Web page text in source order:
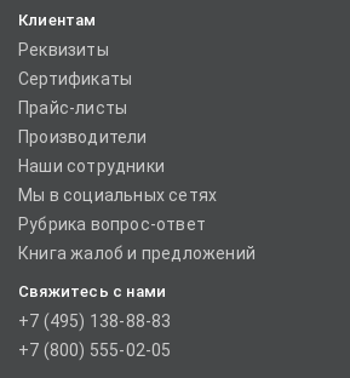
Клиентам
Реквизиты
Сертификаты
Прайс-листы
Производители
Наши сотрудники
Мы в социальных сетях
Рубрика вопрос-ответ
Книга жалоб и предложений
Свяжитесь с нами
+7 (495) 138-88-83
+7 (800) 555-02-05